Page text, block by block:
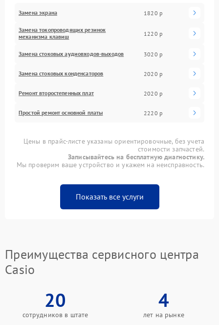
Замена экрана 1820 р
Замена токопроводящих резинок
механизма клавиш
1220 р
Замена стоковых аудиовходов-выходов 3020 р
Замена стоковых конденсаторов 2020 р
Ремонт второстепенных плат 2020 р
Простой ремонт основной платы 2220 р
Цены в прайс-листе указаны ориентировочные, без учета
стоимости запчастей.
Записывайтесь на бесплатную диагностику.
Мы проверим ваше устройство и укажем на неисправность.
Показать все услуги
Преимущества сервисного центра
Casio
20
сотрудников в штате
4
лет на рынке